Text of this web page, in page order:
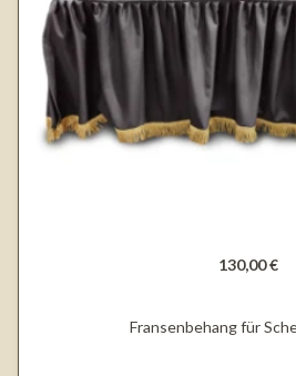
130,00 €
Fransenbehang für